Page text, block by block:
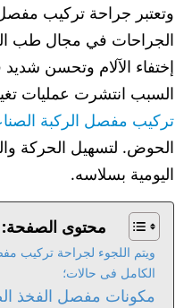
وتعتبر جراحة تركيب
الجراحات في مجال طب
إختفاء الآلام وتحسن
السبب انتشرت عمليات
تركيب مفصل الركبة
الحوض. لتسهيل الحركة
اليومية بسلاسه.
محتوى الصفحة:
ويتم اللجوء لجراحة تركيب
الكامل فى حالات؛
مكونات مفصل الفخذ